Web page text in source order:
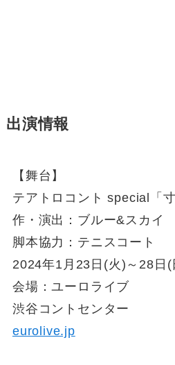
出演情報
【舞台】
テアトロコント special「寸
作・演出：ブルー&スカイ
脚本協力：テニスコート
2024年1月23日(火)～28日(
会場：ユーロライブ
渋谷コントセンター
eurolive.jp